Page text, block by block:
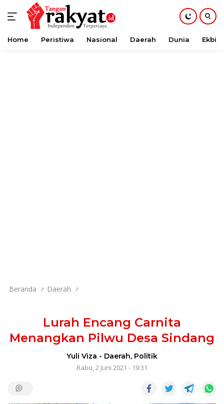
Langsung
Home Peristiwa Nasional Daerah Dunia Ekbis
Beranda Daerah
Lurah Encang Carnita
Menangkan Pilwu Desa Sindang
Yuli Viza - Daerah, Politik
Rabu, 2 Juni 2021 - 19:31